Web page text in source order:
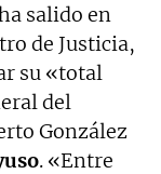
salido en
de Justicia,
su «total
del
González
. «Entre